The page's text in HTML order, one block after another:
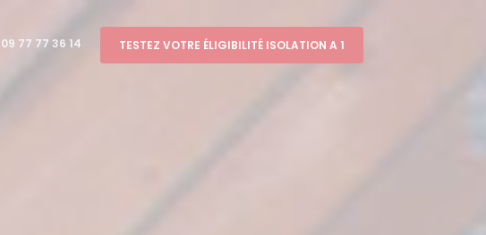
09 77 77 36 14 TESTEZ VOTRE ÉLIGIBILITÉ ISOLATION A 1